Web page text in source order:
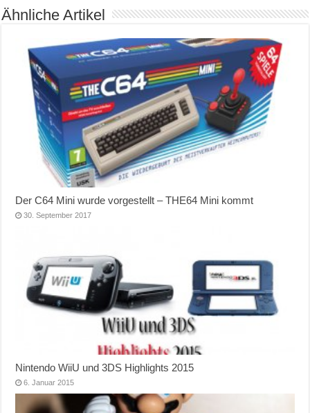
Ähnliche Artikel
Der C64 Mini wurde vorgestellt – THE64 Mini kommt
30. September 2017
Nintendo WiiU und 3DS Highlights 2015
6. Januar 2015